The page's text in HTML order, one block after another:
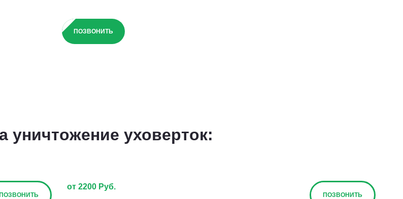
ПОЗВОНИТЬ
уничтожение уховерток:
ПОЗВОНИТЬ
от 2200 Руб.
ПОЗВОНИТЬ